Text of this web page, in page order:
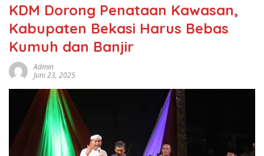
KDM Dorong Penataan Kawasan,
Kabupaten Bekasi Harus Bebas
Kumuh dan Banjir
Admin
Juni 23, 2025